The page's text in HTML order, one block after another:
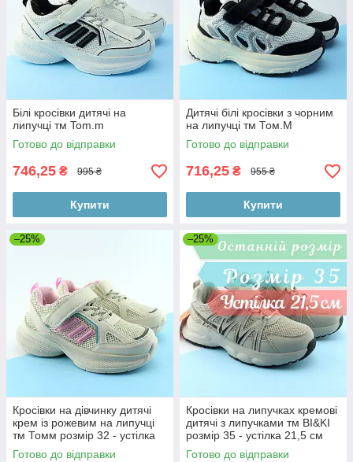
Білі кросівки дитячі на
липучці тм Tom.m
Готово до відправки
746,25 ₴ 995 ₴
Купити
Дитячі білі кросівки з чорним
на липучці тм Том.M
Готово до відправки
716,25 ₴ 955 ₴
Купити
–25%
Кросівки на дівчинку дитячі
крем із рожевим на липучці
тм Томм розмір 32 - устілка
20,3 см
Готово до відправки
–25%
Кросівки на липучках кремові
дитячі з липучками тм BI&KI
розмір 35 - устілка 21,5 см
Готово до відправки